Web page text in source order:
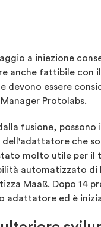
a iniezione
anche fattibile
essere
Protolabs.
fusione,
che
molto utile per
automatizzato
Maaß. Dopo 14
ed è